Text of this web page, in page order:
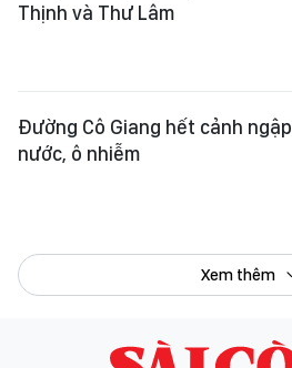
Thịnh và Thư Lâm
Đường Cô Giang hết cảnh ngập
nước, ô nhiễm
Xem thêm